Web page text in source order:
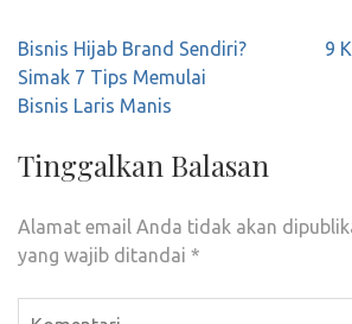
Navigasi
pos
Bisnis Hijab Brand Sendiri?
Simak 7 Tips Memulai
Bisnis Laris Manis
9
Tinggalkan Balasan
Alamat email Anda tidak akan
yang wajib ditandai *